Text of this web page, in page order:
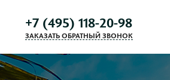
+7 (495) 118-20-98
ЗАКАЗАТЬ ОБРАТНЫЙ ЗВОНОК